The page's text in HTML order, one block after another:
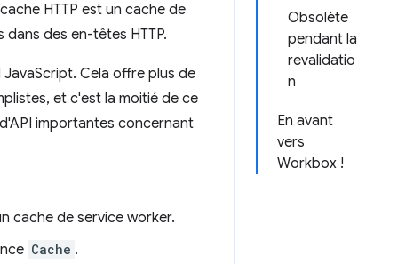
Obsolète
pendant la
revalidatio
n
En avant
vers
Workbox !
HTTP est un cache de
des en-têtes HTTP.
Cela offre plus de
et c'est la moitié de ce
importantes concernant
cache de service worker.
Cache .